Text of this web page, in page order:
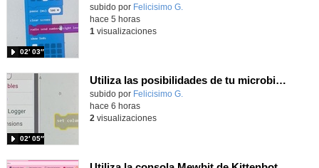
Contenido educativo.
subido por Felicisimo G.
02′ 03″
hace 5 horas
1 visualizaciones
Utiliza las posibilidades de tu microbit programando com MakeCode para medir temperatura y nivel de luz con Datalogger
Contenido educativo.
subido por Felicisimo G.
02′ 05″
hace 6 horas
2 visualizaciones